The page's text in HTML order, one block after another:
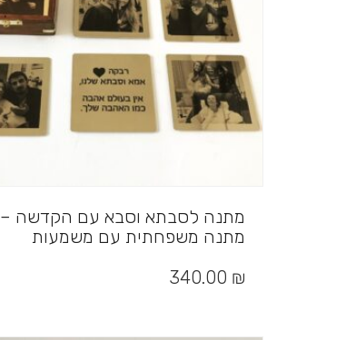
מתנה לסבתא וסבא עם הקדשה –
מתנה משפחתית עם משמעות
340.00 ₪